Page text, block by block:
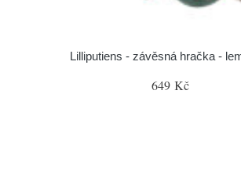
Lilliputiens - závěsná hračka -
649 Kč